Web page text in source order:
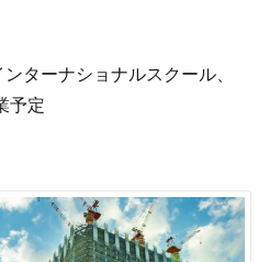
ターナショナルスクール、
予定